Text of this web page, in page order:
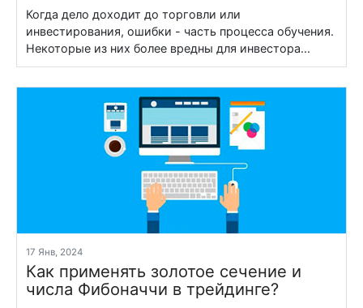
Когда дело доходит до торговли или
инвестирования, ошибки - часть процесса обучения.
Некоторые из них более вредны для инвестора...
17 Янв, 2024
Как применять золотое сечение и
числа Фибоначчи в трейдинге?